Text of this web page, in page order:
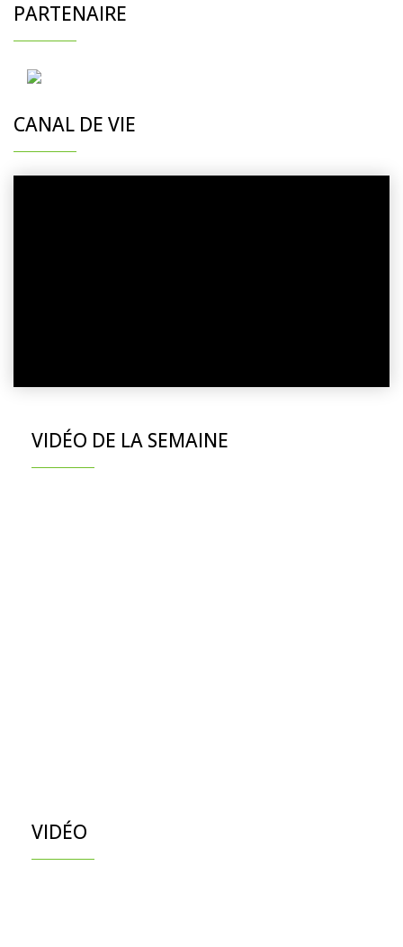
PARTENAIRE
CANAL DE VIE
VIDÉO DE LA SEMAINE
VIDÉO